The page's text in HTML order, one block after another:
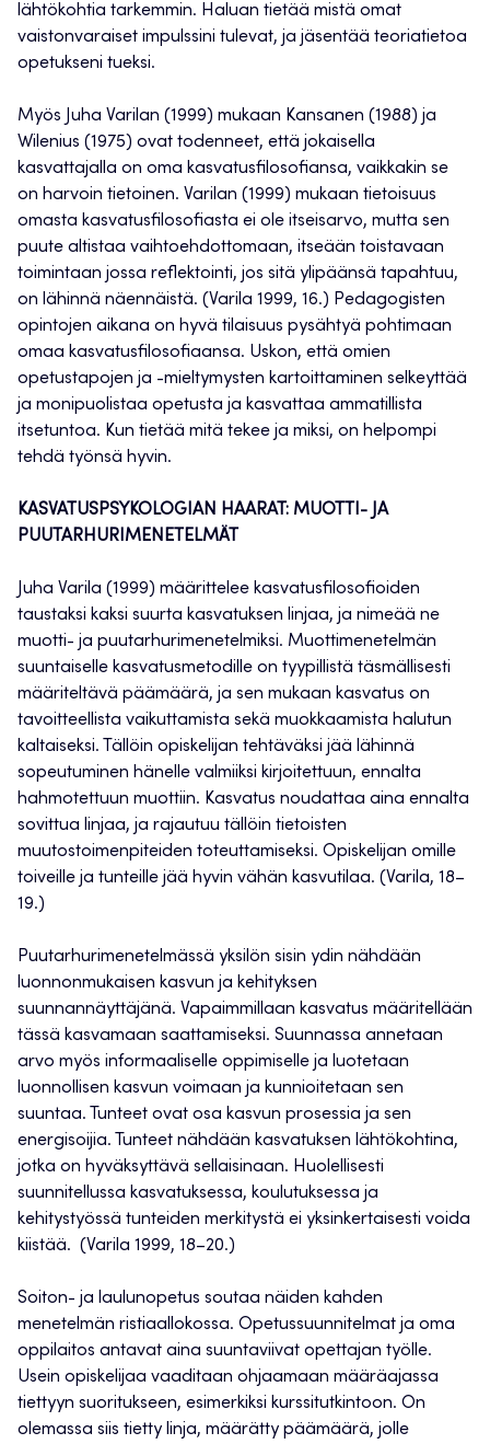
lähtökohtia tarkemmin. Haluan tietää mistä omat
vaistonvaraiset impulssini tulevat, ja jäsentää teoriatietoa
opetukseni tueksi.
Myös Juha Varilan (1999) mukaan Kansanen (1988) ja
Wilenius (1975) ovat todenneet, että jokaisella
kasvattajalla on oma kasvatusfilosofiansa, vaikkakin se
on harvoin tietoinen. Varilan (1999) mukaan tietoisuus
omasta kasvatusfilosofiasta ei ole itseisarvo, mutta sen
puute altistaa vaihtoehdottomaan, itseään toistavaan
toimintaan jossa reflektointi, jos sitä ylipäänsä tapahtuu,
on lähinnä näennäistä. (Varila 1999, 16.) Pedagogisten
opintojen aikana on hyvä tilaisuus pysähtyä pohtimaan
omaa kasvatusfilosofiaansa. Uskon, että omien
opetustapojen ja -mieltymysten kartoittaminen selkeyttää
ja monipuolistaa opetusta ja kasvattaa ammatillista
itsetuntoa. Kun tietää mitä tekee ja miksi, on helpompi
tehdä työnsä hyvin.
KASVATUSPSYKOLOGIAN HAARAT: MUOTTI- JA
PUUTARHURIMENETELMÄT
Juha Varila (1999) määrittelee kasvatusfilosofioiden
taustaksi kaksi suurta kasvatuksen linjaa, ja nimeää ne
muotti- ja puutarhurimenetelmiksi. Muottimenetelmän
suuntaiselle kasvatusmetodille on tyypillistä täsmällisesti
määriteltävä päämäärä, ja sen mukaan kasvatus on
tavoitteellista vaikuttamista sekä muokkaamista halutun
kaltaiseksi. Tällöin opiskelijan tehtäväksi jää lähinnä
sopeutuminen hänelle valmiiksi kirjoitettuun, ennalta
hahmotettuun muottiin. Kasvatus noudattaa aina ennalta
sovittua linjaa, ja rajautuu tällöin tietoisten
muutostoimenpiteiden toteuttamiseksi. Opiskelijan omille
toiveille ja tunteille jää hyvin vähän kasvutilaa. (Varila, 18–
19.)
Puutarhurimenetelmässä yksilön sisin ydin nähdään
luonnonmukaisen kasvun ja kehityksen
suunnannäyttäjänä. Vapaimmillaan kasvatus määritellään
tässä kasvamaan saattamiseksi. Suunnassa annetaan
arvo myös informaaliselle oppimiselle ja luotetaan
luonnollisen kasvun voimaan ja kunnioitetaan sen
suuntaa. Tunteet ovat osa kasvun prosessia ja sen
energisoijia. Tunteet nähdään kasvatuksen lähtökohtina,
jotka on hyväksyttävä sellaisinaan. Huolellisesti
suunnitellussa kasvatuksessa, koulutuksessa ja
kehitystyössä tunteiden merkitystä ei yksinkertaisesti voida
kiistää. (Varila 1999, 18–20.)
Soiton- ja laulunopetus soutaa näiden kahden
menetelmän ristiaallokossa. Opetussuunnitelmat ja oma
oppilaitos antavat aina suuntaviivat opettajan työlle.
Usein opiskelijaa vaaditaan ohjaamaan määräajassa
tiettyyn suoritukseen, esimerkiksi kurssitutkintoon. On
olemassa siis tietty linja, määrätty päämäärä, jolle